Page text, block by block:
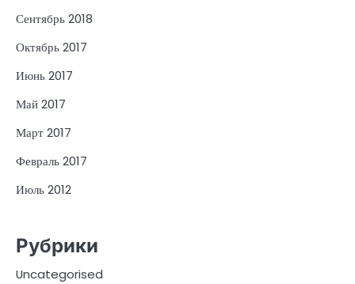
Сентябрь 2018
Октябрь 2017
Июнь 2017
Май 2017
Март 2017
Февраль 2017
Июль 2012
Рубрики
Uncategorised